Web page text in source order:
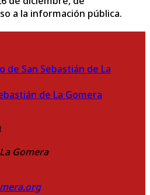
a la información pública.
de La Gomera
Gomera